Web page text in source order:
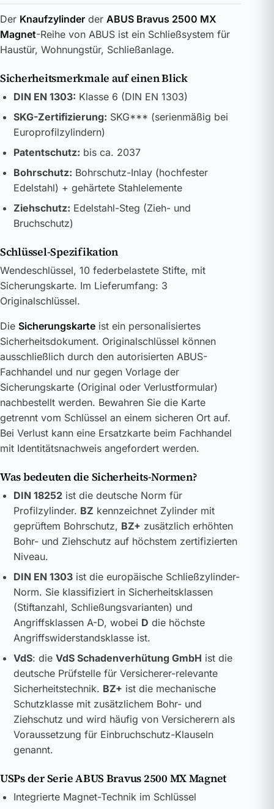
Der Knaufzylinder der ABUS Bravus 2500 MX
Magnet-Reihe von ABUS ist ein Schließsystem für
Haustür, Wohnungstür, Schließanlage.
Sicherheitsmerkmale auf einen Blick
DIN EN 1303: Klasse 6 (DIN EN 1303)
SKG-Zertifizierung: SKG*** (serienmäßig bei
Europrofilzylindern)
Patentschutz: bis ca. 2037
Bohrschutz: Bohrschutz-Inlay (hochfester
Edelstahl) + gehärtete Stahlelemente
Ziehschutz: Edelstahl-Steg (Zieh- und
Bruchschutz)
Schlüssel-Spezifikation
Wendeschlüssel, 10 federbelastete Stifte, mit
Sicherungskarte. Im Lieferumfang: 3
Originalschlüssel.
Die Sicherungskarte ist ein personalisiertes
Sicherheitsdokument. Originalschlüssel können
ausschließlich durch den autorisierten ABUS-
Fachhandel und nur gegen Vorlage der
Sicherungskarte (Original oder Verlustformular)
nachbestellt werden. Bewahren Sie die Karte
getrennt vom Schlüssel an einem sicheren Ort auf.
Bei Verlust kann eine Ersatzkarte beim Fachhandel
mit Identitätsnachweis angefordert werden.
Was bedeuten die Sicherheits-Normen?
DIN 18252ist die deutsche Norm für
Profilzylinder. BZ kennzeichnet Zylinder mit
geprüftem Bohrschutz, BZ+ zusätzlich erhöhten
Bohr- und Ziehschutz auf höchstem zertifizierten
Niveau.
DIN EN 1303ist die europäische Schließzylinder-
Norm. Sie klassifiziert in Sicherheitsklassen
(Stiftanzahl, Schließungsvarianten) und
Angriffsklassen A-D, wobei D die höchste
Angriffswiderstandsklasse ist.
VdS: die VdS Schadenverhütung GmbH ist die
deutsche Prüfstelle für Versicherer-relevante
Sicherheitstechnik. BZ+ ist die mechanische
Schutzklasse mit zusätzlichem Bohr- und
Ziehschutz und wird häufig von Versicherern als
Voraussetzung für Einbruchschutz-Klauseln
genannt.
USPs der Serie ABUS Bravus 2500 MX Magnet
Integrierte Magnet-Technik im Schlüssel